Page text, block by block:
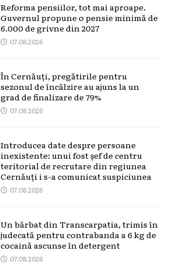
Reforma pensiilor, tot mai aproape.
Guvernul propune o pensie minimă de
6.000 de grivne din 2027
07.08.2026
În Cernăuți, pregătirile pentru
sezonul de încălzire au ajuns la un
grad de finalizare de 79%
07.08.2026
Introducea date despre persoane
inexistente: unui fost șef de centru
teritorial de recrutare din regiunea
Cernăuți i s-a comunicat suspiciunea
07.08.2026
Un bărbat din Transcarpatia, trimis în
judecată pentru contrabanda a 6 kg de
cocaină ascunse în detergent
07.08.2026